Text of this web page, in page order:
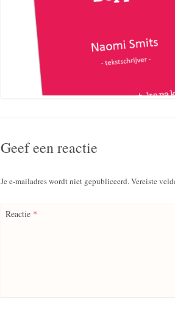
Geef een reactie
Je e-mailadres wordt niet gepubliceerd.Vereiste
Reactie *